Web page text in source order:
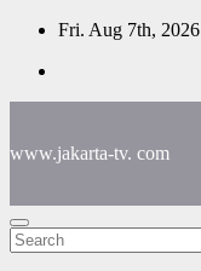
Skip
content
Fri. Aug 7th, 2026
www.jakarta-tv. com